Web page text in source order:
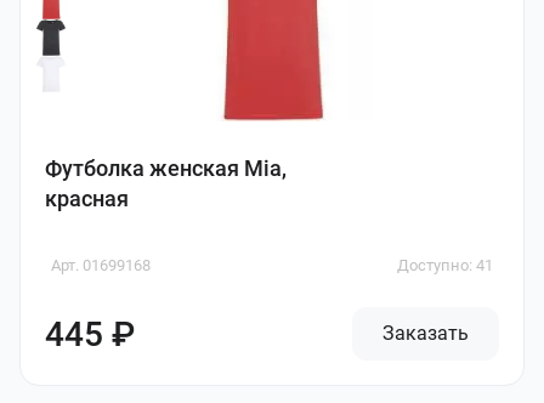
Футболка женская Mia,
красная
Арт. 01699168 Доступно: 41
445 ₽ Заказать